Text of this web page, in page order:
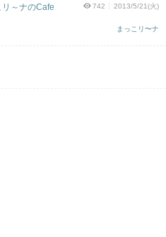
742 2013/5/21(火)
まっこリ〜ナ
～ナのCafe